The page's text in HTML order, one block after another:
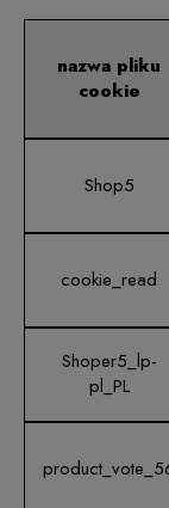
nazwa pliku
cookie
Shop5
cookie_read
Shoper5_lp-
pl_PL